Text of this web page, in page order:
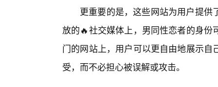
更重要的是，这些网站为用户提
放的🔥社交媒体上，男同性恋者的身
门的网站上，用户可以更自由地展示
受，而不必担心被误解或攻击。